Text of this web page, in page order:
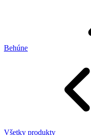
Behúne
Všetky produkty